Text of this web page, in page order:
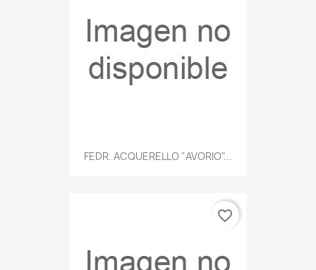
FEDR. ACQUERELLO "AVORIO"...
favorite_border